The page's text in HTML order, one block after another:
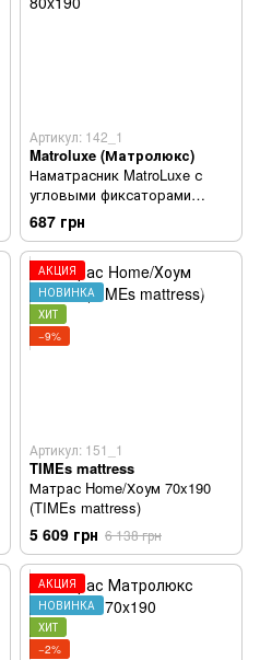
Артикул: 142_1
Matroluxe (Матролюкс)
Наматрасник MatroLuxe с
угловыми фиксаторами
80x190
687 грн
АКЦИЯ
НОВИНКА
ХИТ
−9%
Артикул: 151_1
TIMEs mattress
Матрас Home/Хоум 70x190
(TIMEs mattress)
5 609 грн 6 138 грн
АКЦИЯ
НОВИНКА
ХИТ
−2%